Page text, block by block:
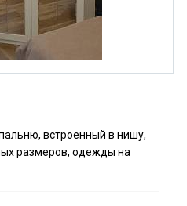
встроенный в нишу,
размеров, одежды на